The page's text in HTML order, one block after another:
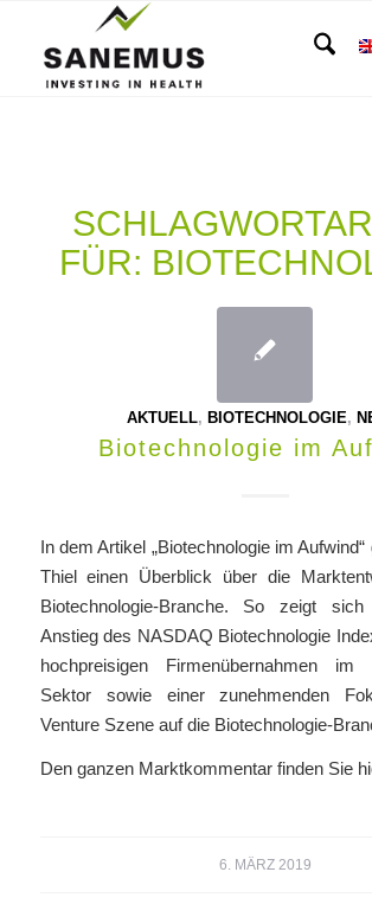
FÜR:
AKTUELL, BIOTECHNOLOGIE,
Biotechnologie im
In dem Artikel „Biotechnologie im
Thiel einen Überblick über die
Biotechnologie-Branche. So zeigt
Anstieg des NASDAQ Biotechnologie
hochpreisigen Firmenübernahmen im
Sektor sowie einer zunehmenden
Venture Szene auf die Biotechnologie-
Den ganzen Marktkommentar finden Sie
6. MÄRZ 2019